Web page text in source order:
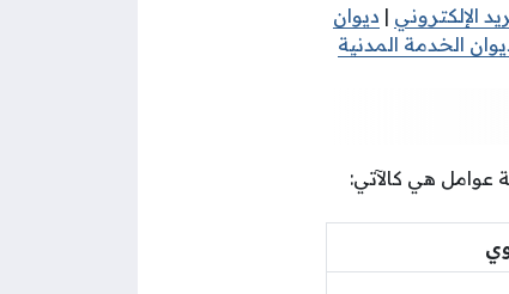
الإلكتروني | ديوان
الخدمة المدنية
عوامل هي كالآتي: